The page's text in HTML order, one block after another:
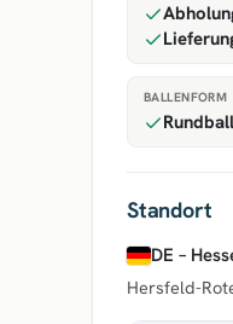
BALLENFORM
Standort
DE –
Hersfeld-